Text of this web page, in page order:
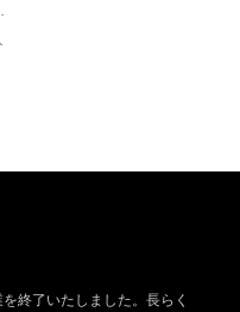
終了いたしました。長らく